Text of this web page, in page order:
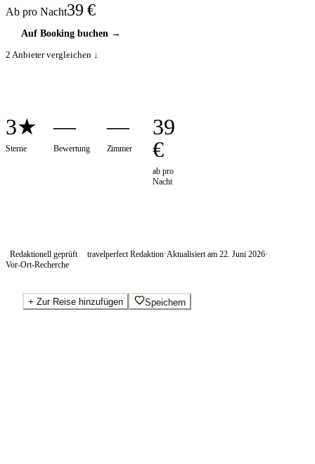
Ab pro Nacht39 €
Auf Booking buchen→
2 Anbieter vergleichen ↓
3★
Sterne
—
Bewertung
—
Zimmer
39
€
ab pro
Nacht
Redaktionell geprüft travelperfect Redaktion·Aktualisiert am 22. Juni 2026·
Vor-Ort-Recherche
+ Zur Reise hinzufügen Speichern